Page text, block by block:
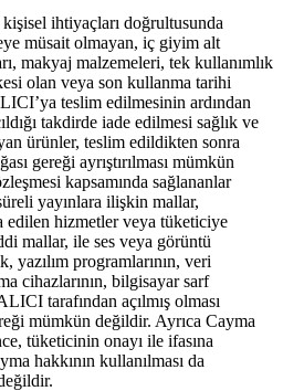
ihtiyaçları doğrultusunda
müsait olmayan, iç giyim alt
makyaj malzemeleri, tek kullanımlık
olan veya son kullanma tarihi
teslim edilmesinin ardından
takdirde iade edilmesi sağlık ve
ürünler, teslim edildikten sonra
gereği ayrıştırılması mümkün
kapsamında sağlananlar
yayınlara ilişkin mallar,
edilen hizmetler veya tüketiciye
mallar, ile ses veya görüntü
yazılım programlarının, veri
cihazlarının, bilgisayar sarf
tarafından açılmış olması
mümkün değildir. Ayrıca Cayma
tüketicinin onayı ile ifasına
hakkının kullanılması da